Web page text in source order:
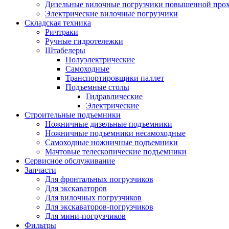
Дизельные вилочные погрузчики повышенной
Электрические вилочные погрузчики
Складская техника
Ричтраки
Ручные гидротележки
Штабелеры
Полуэлектрические
Самоходные
Транспортировщики паллет
Подъемные столы
Гидравлические
Электрические
Строительные подъемники
Ножничные дизельные подъемники
Ножничные подъемники несамоходные
Самоходные ножничные подъемники
Мачтовые телескопические подъемники
Сервисное обслуживание
Запчасти
Для фронтальных погрузчиков
Для экскаваторов
Для вилочных погрузчиков
Для экскаваторов-погрузчиков
Для мини-погрузчиков
Фильтры